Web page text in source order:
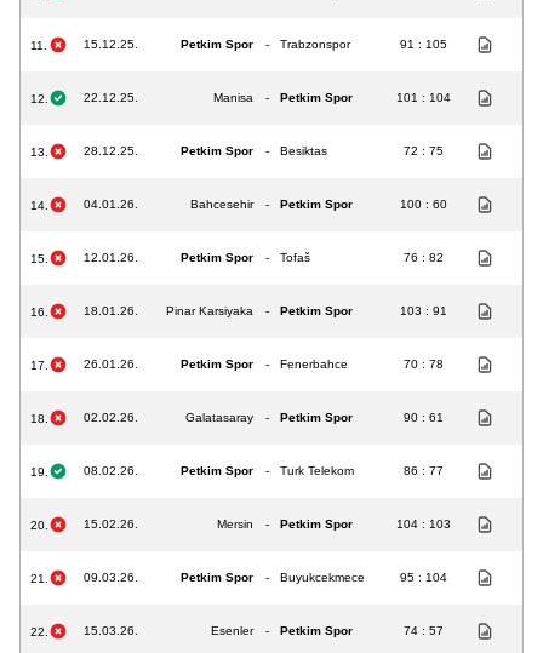
11. 15.12.25. Petkim Spor - Trabzonspor 91 : 105
12. 22.12.25. Manisa - Petkim Spor 101 : 104
13. 28.12.25. Petkim Spor - Besiktas 72 : 75
14. 04.01.26. Bahcesehir - Petkim Spor 100 : 60
15. 12.01.26. Petkim Spor - Tofaš 76 : 82
16. 18.01.26. Pinar Karsiyaka - Petkim Spor 103 : 91
17. 26.01.26. Petkim Spor - Fenerbahce 70 : 78
18. 02.02.26. Galatasaray - Petkim Spor 90 : 61
19. 08.02.26. Petkim Spor - Turk Telekom 86 : 77
20. 15.02.26. Mersin - Petkim Spor 104 : 103
21. 09.03.26. Petkim Spor - Buyukcekmece 95 : 104
22. 15.03.26. Esenler - Petkim Spor 74 : 57